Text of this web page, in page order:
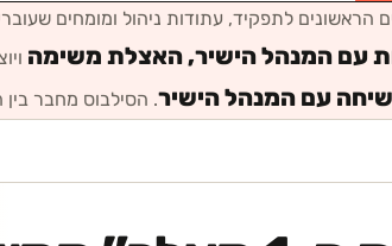
הראשונים לתפקיד, עתודות ניהול ומומחים
עם המנהל הישיר, האצלת משימה
לשיחה עם המנהל הישיר. הסילבוס מחבר בין